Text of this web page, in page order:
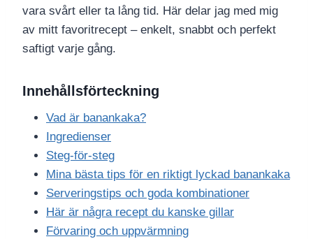
vara svårt eller ta lång tid. Här delar jag med mig
av mitt favoritrecept – enkelt, snabbt och perfekt
saftigt varje gång.
Innehållsförteckning
Vad är banankaka?
Ingredienser
Steg-för-steg
Mina bästa tips för en riktigt lyckad banankaka
Serveringstips och goda kombinationer
Här är några recept du kanske gillar
Förvaring och uppvärmning